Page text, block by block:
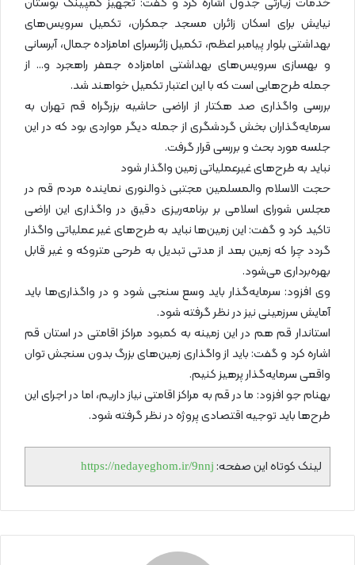
خدمات زیارتی جدول اشاره کرد و گفت: تجهیز کمپینگ بوستان
نیایش برای اسکان زائران مسجد جمکران، تکمیل سرویس‌های
بهداشتی بلوار پیامبر اعظم، تکمیل زائرسرای امامزاده جمال، آبرسانی
و بهسازی سرویس‌های بهداشتی امامزاده جعفر راهجرد و… از
جمله طرح‌هایی است که با این اعتبار تکمیل خواهند شد.
بررسی واگذاری صد هکتار از اراضی حاشیه بزرگراه قم تهران به
سرمایه‌گذاران بخش گردشگری از جمله دیگر مواردی بود که در این
جلسه مورد بحث و بررسی قرار گرفت.
نباید به طرح‌های غیرعملیاتی زمین واگذار شود
حجت الاسلام والمسلمین مجتبی ذوالنوری نماینده مردم قم در
مجلس شورای اسلامی بر برنامه‌ریزی دقیق در واگذاری این اراضی
تاکید کرد و گفت: این زمین‌ها نباید به طرح‌های غیر عملیاتی واگذار
گردد چرا که زمین بعد از مدتی تبدیل به طرحی متروکه و غیر قابل
بهره‌برداری می‌شود.
وی افزود: سرمایه‌گذار باید وسع سنجی شود و در واگذاری‌ها باید
آمایش سرزمینی نیز در نظر گرفته شود.
استاندار قم هم در این زمینه به کمبود مراکز اقامتی در استان قم
اشاره کرد و گفت: باید از واگذاری زمین‌های بزرگ بدون سنجش توان
واقعی سرمایه‌گذار پرهیز کنیم.
بهنام جو افزود: ما در قم به مراکز اقامتی نیاز داریم، اما در اجرای این
طرح‌ها باید توجیه اقتصادی پروژه در نظر گرفته شود.
لینک کوتاه این صفحه: https://nedayeghom.ir/9nnj